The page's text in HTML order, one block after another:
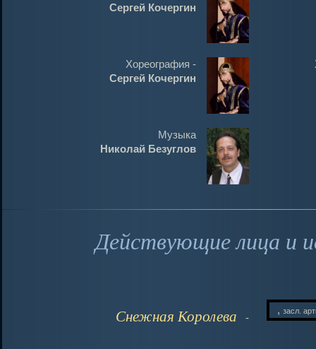
Сергей Кочергин
Хореография -
Сергей Кочергин
Музыка
Николай Безуглов
Действующие лица и
Снежная Королева -
, засл.